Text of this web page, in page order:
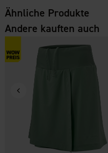
Ähnliche Produkte
Andere kauften auch